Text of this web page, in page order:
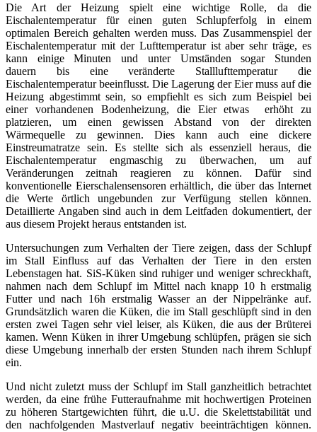
Die Art der Heizung spielt eine wichtige Rolle, da die
Eischalentemperatur für einen guten Schlupferfolg in einem
optimalen Bereich gehalten werden muss. Das Zusammenspiel der
Eischalentemperatur mit der Lufttemperatur ist aber sehr träge, es
kann einige Minuten und unter Umständen sogar Stunden
dauern bis eine veränderte Stalllufttemperatur die
Eischalentemperatur beeinflusst. Die Lagerung der Eier muss auf die
Heizung abgestimmt sein, so empfiehlt es sich zum Beispiel bei
einer vorhandenen Bodenheizung, die Eier etwas erhöht zu
platzieren, um einen gewissen Abstand von der direkten
Wärmequelle zu gewinnen. Dies kann auch eine dickere
Einstreumatratze sein. Es stellte sich als essenziell heraus, die
Eischalentemperatur engmaschig zu überwachen, um auf
Veränderungen zeitnah reagieren zu können. Dafür sind
konventionelle Eierschalensensoren erhältlich, die über das Internet
die Werte örtlich ungebunden zur Verfügung stellen können.
Detaillierte Angaben sind auch in dem Leitfaden dokumentiert, der
aus diesem Projekt heraus entstanden ist.
Untersuchungen zum Verhalten der Tiere zeigen, dass der Schlupf
im Stall Einfluss auf das Verhalten der Tiere in den ersten
Lebenstagen hat. SiS-Küken sind ruhiger und weniger schreckhaft,
nahmen nach dem Schlupf im Mittel nach knapp 10 h erstmalig
Futter und nach 16h erstmalig Wasser an der Nippelränke auf.
Grundsätzlich waren die Küken, die im Stall geschlüpft sind in den
ersten zwei Tagen sehr viel leiser, als Küken, die aus der Brüterei
kamen. Wenn Küken in ihrer Umgebung schlüpfen, prägen sie sich
diese Umgebung innerhalb der ersten Stunden nach ihrem Schlupf
ein.
Und nicht zuletzt muss der Schlupf im Stall ganzheitlich betrachtet
werden, da eine frühe Futteraufnahme mit hochwertigen Proteinen
zu höheren Startgewichten führt, die u.U. die Skelettstabilität und
den nachfolgenden Mastverlauf negativ beeinträchtigen können.